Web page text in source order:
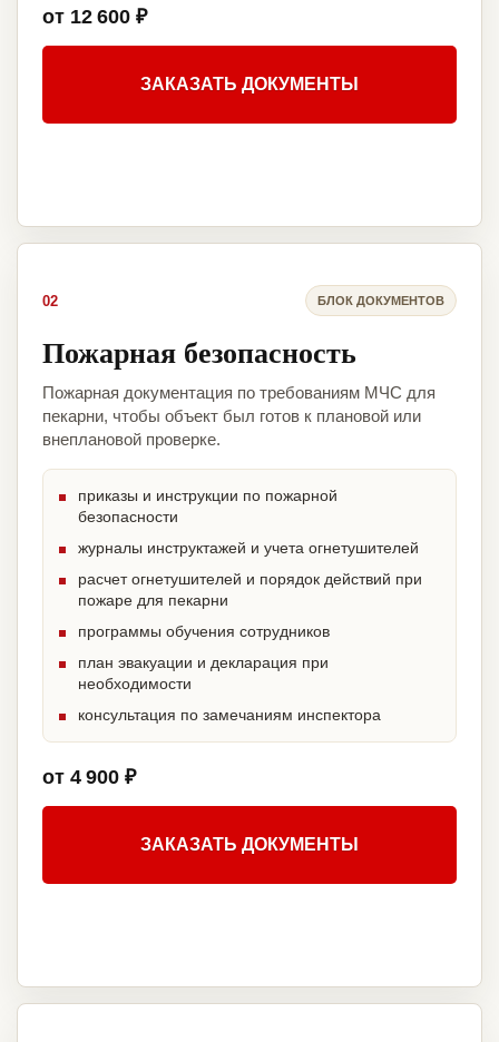
от 12 600 ₽
ЗАКАЗАТЬ ДОКУМЕНТЫ
02 БЛОК ДОКУМЕНТОВ
Пожарная безопасность
Пожарная документация по требованиям МЧС для
пекарни, чтобы объект был готов к плановой или
внеплановой проверке.
приказы и инструкции по пожарной
безопасности
журналы инструктажей и учета огнетушителей
расчет огнетушителей и порядок действий при
пожаре для пекарни
программы обучения сотрудников
план эвакуации и декларация при
необходимости
консультация по замечаниям инспектора
от 4 900 ₽
ЗАКАЗАТЬ ДОКУМЕНТЫ